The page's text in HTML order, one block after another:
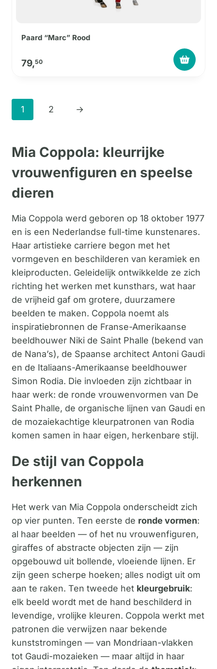
Paard “Marc” Rood
79,50
1 2 →
Mia Coppola: kleurrijke
vrouwenfiguren en speelse
dieren
Mia Coppola werd geboren op 18 oktober 1977
en is een Nederlandse full-time kunstenares.
Haar artistieke carriere begon met het
vormgeven en beschilderen van keramiek en
kleiproducten. Geleidelijk ontwikkelde ze zich
richting het werken met kunsthars, wat haar
de vrijheid gaf om grotere, duurzamere
beelden te maken. Coppola noemt als
inspiratiebronnen de Franse-Amerikaanse
beeldhouwer Niki de Saint Phalle (bekend van
de Nana’s), de Spaanse architect Antoni Gaudi
en de Italiaans-Amerikaanse beeldhouwer
Simon Rodia. Die invloeden zijn zichtbaar in
haar werk: de ronde vrouwenvormen van De
Saint Phalle, de organische lijnen van Gaudi en
de mozaiekachtige kleurpatronen van Rodia
komen samen in haar eigen, herkenbare stijl.
De stijl van Coppola
herkennen
Het werk van Mia Coppola onderscheidt zich
op vier punten. Ten eerste de ronde vormen:
al haar beelden — of het nu vrouwenfiguren,
giraffes of abstracte objecten zijn — zijn
opgebouwd uit bollende, vloeiende lijnen. Er
zijn geen scherpe hoeken; alles nodigt uit om
aan te raken. Ten tweede het kleurgebruik:
elk beeld wordt met de hand beschilderd in
levendige, vrolijke kleuren. Coppola werkt met
patronen die verwijzen naar bekende
kunststromingen — van Mondriaan-vlakken
tot Gaudi-mozaieken — maar altijd in haar